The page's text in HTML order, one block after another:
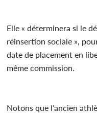
Elle « déterminera si le
réinsertion sociale »,
date de placement en
même commission.
Notons que l’ancien